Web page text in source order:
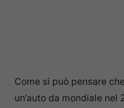
Come si può pensare
un’auto da mondiale nel